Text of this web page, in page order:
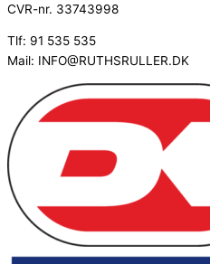
CVR-nr. 33743998
Tlf: 91 535 535
Mail: INFO@RUTHSRULLER.DK